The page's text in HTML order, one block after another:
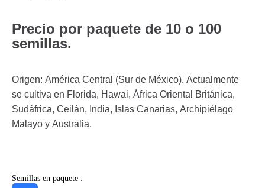
Precio por paquete de 10 o 100
semillas.
Origen: América Central (Sur de México). Actualmente
se cultiva en Florida, Hawai, África Oriental Británica,
Sudáfrica, Ceilán, India, Islas Canarias, Archipiélago
Malayo y Australia.
Semillas en paquete :